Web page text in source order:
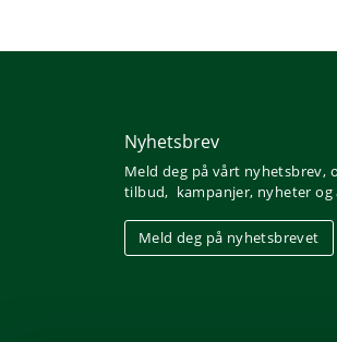
Nyhetsbrev
Meld deg på vårt nyhetsbrev,
tilbud, kampanjer, nyheter og
Meld deg på nyhetsbrevet